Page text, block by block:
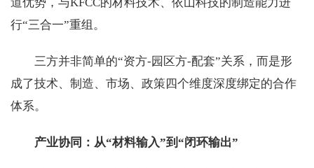
行“三合一”重组。
三方并非简单的“资方-园区方-配套”关系，而是形
成了技术、制造、市场、政策四个维度深度绑定的合作
体系。
产业协同：从“材料输入”到“闭环输出”